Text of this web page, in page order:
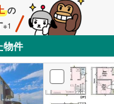
の
※1
物件